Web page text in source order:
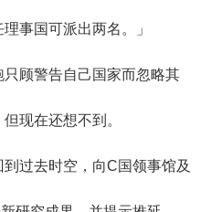
事国可派出两名。」
顾警告自己国家而忽略其
现在还想不到。
过去时空，向C国领事馆及